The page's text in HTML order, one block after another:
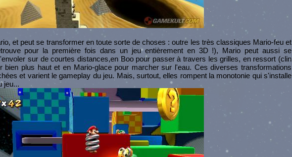
et peut se transformer en toute sorte de choses : outre les très classiques Mario-feu et
pour la première fois dans un jeu entièrement en 3D !), Mario peut aussi se
sur de courtes distances,en Boo pour passer à travers les grilles, en ressort (clin
bien plus haut et en Mario-glace pour marcher sur l'eau. Ces diverses transformations
et varient le gameplay du jeu. Mais, surtout, elles rompent la monotonie qui s'installe
jeu...